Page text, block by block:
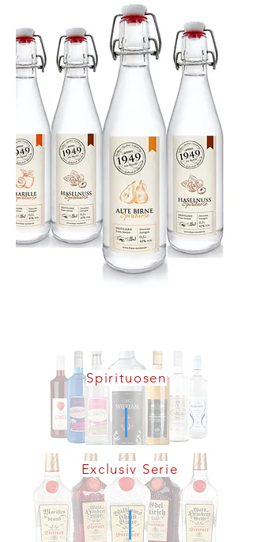
Spirituosen
Exclusiv Serie